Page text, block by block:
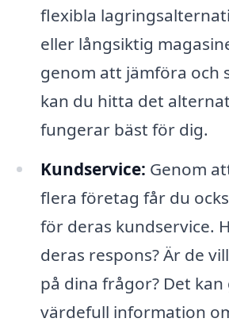
flexibla
eller långsiktig
genom att jämföra och
kan du hitta det
fungerar bäst för dig.
Kundservice: Genom
flera företag får du
för deras kundservice.
deras respons? Är de
på dina frågor? Det kan
värdefull information